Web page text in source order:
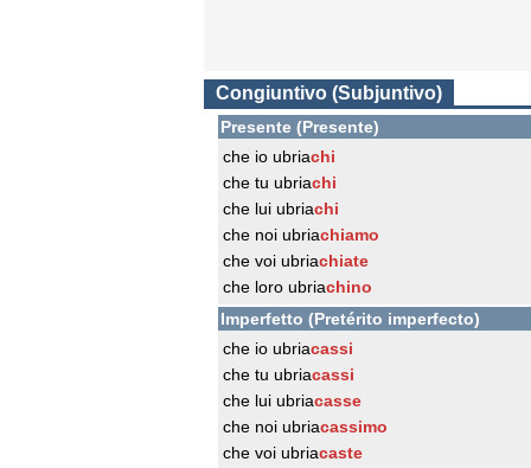
Congiuntivo (Subjuntivo)
Presente (Presente)
che io ubriachi
che tu ubriachi
che lui ubriachi
che noi ubriachiamo
che voi ubriachiate
che loro ubriachino
Imperfetto (Pretérito imperfecto)
che io ubriacassi
che tu ubriacassi
che lui ubriacasse
che noi ubriacassimo
che voi ubriacaste